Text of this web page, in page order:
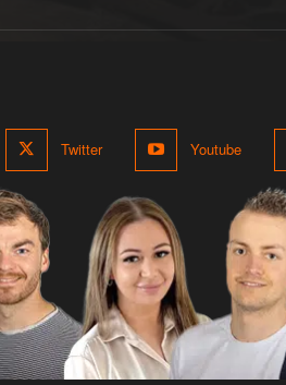
Twitter Youtube